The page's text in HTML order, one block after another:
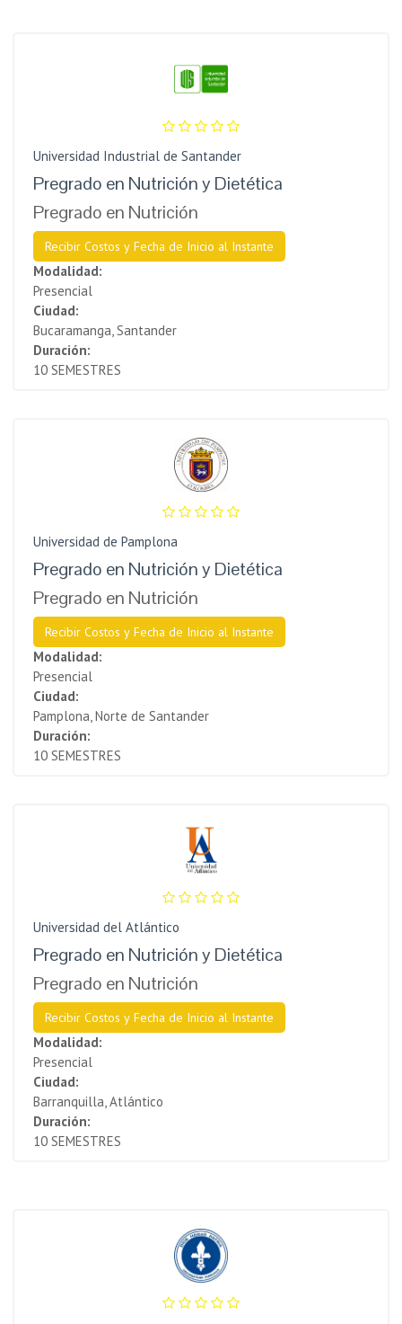
Universidad Industrial de Santander
Pregrado en Nutrición y Dietética
Pregrado en Nutrición
Recibir Costos y Fecha de Inicio al Instante
Modalidad:
Presencial
Ciudad:
Bucaramanga, Santander
Duración:
10 SEMESTRES
Universidad de Pamplona
Pregrado en Nutrición y Dietética
Pregrado en Nutrición
Recibir Costos y Fecha de Inicio al Instante
Modalidad:
Presencial
Ciudad:
Pamplona, Norte de Santander
Duración:
10 SEMESTRES
Universidad del Atlántico
Pregrado en Nutrición y Dietética
Pregrado en Nutrición
Recibir Costos y Fecha de Inicio al Instante
Modalidad:
Presencial
Ciudad:
Barranquilla, Atlántico
Duración:
10 SEMESTRES